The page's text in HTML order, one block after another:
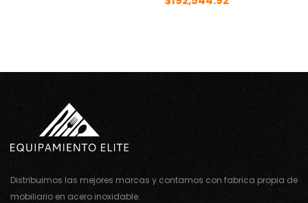
Distribuimos las mejores marcas y contamos con fabrica propia de
mobiliario en acero inoxidable.